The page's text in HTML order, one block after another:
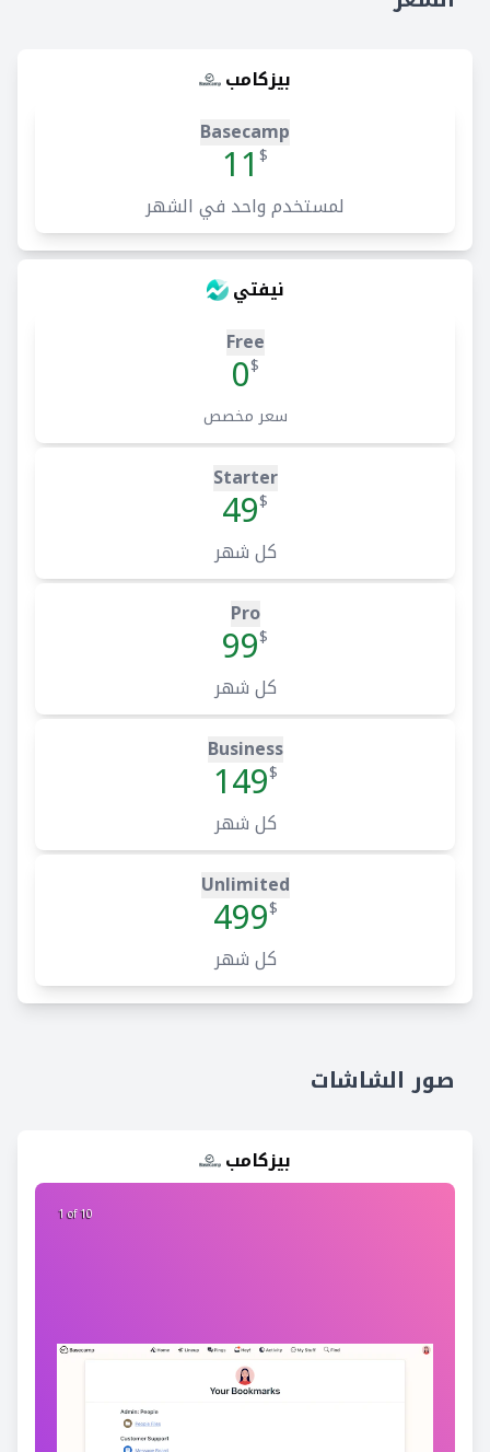
بيزكامب
Basecamp
$
11
لمستخدم واحد في الشهر
نيفتي
Free
$
0
سعر مخصص
Starter
$
49
كل شهر
Pro
$
99
كل شهر
Business
$
149
كل شهر
Unlimited
$
499
كل شهر
صور الشاشات
بيزكامب
2 of 10